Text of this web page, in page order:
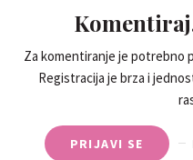
prevladali smirenost,
popustim)i dalje ima svoje
minuta dok ne shvati da je
govorim mu da ga volim..
nakon par minuta se
ponekad mi ne tesko ostat
metodu ma.muza tako da
Za komentiranje je potrebno
Registracija je brza i
PRIJAVI SE